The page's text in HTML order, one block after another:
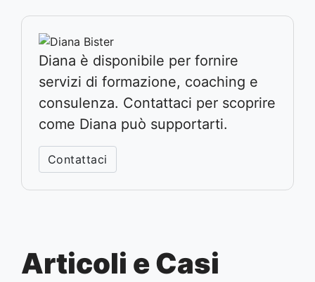
Diana è disponibile per fornire
servizi di formazione, coaching e
consulenza. Contattaci per scoprire
come Diana può supportarti.
Contattaci
Articoli e Casi